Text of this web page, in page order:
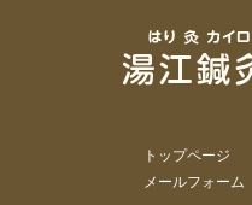
トップページ
メールフォーム